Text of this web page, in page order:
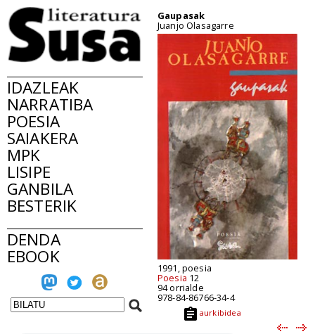
IDAZLEAK
NARRATIBA
POESIA
SAIAKERA
MPK
LISIPE
GANBILA
BESTERIK
DENDA
EBOOK
Gaupasak
Juanjo Olasagarre
1991, poesia
Poesia 12
94 orrialde
978-84-86766-34-4
aurkibidea